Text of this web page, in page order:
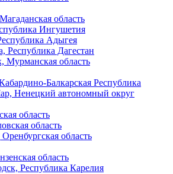
область
Ингушетия
Адыгея
Республика Дагестан
Мурманская область
Балкарская Республика
Ненецкий автономный округ
область
область
область
область
Республика Карелия